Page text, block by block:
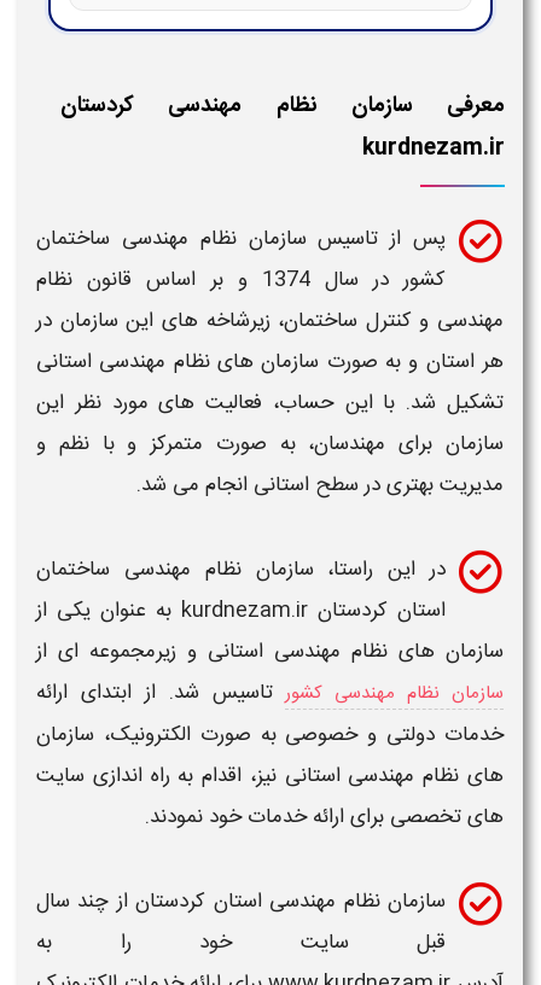
معرفی سازمان نظام مهندسی کردستان
kurdnezam.ir
پس از تاسیسسازمان نظام مهندسی ساختمان
کشور در سال 1374 و بر اساس قانون
نظام
مهندسی و کنترل ساختمان، زیرشاخه های این سازمان در
هراستان و به صورت سازمان های نظام مهندسی استانی
تشکیل شد. با این حساب، فعالیت های مورد نظر این
سازمان برای مهندسان، به صورت متمرکز و با نظم و
مدیریت بهتری در سطح استانی انجام می شد.
در این راستا، سازمان نظام مهندسی ساختمان
استان کردستان kurdnezam.ir
به عنوان یکی از
سازمان های نظام مهندسی استانی و زیرمجموعه ای از
سازمان نظام مهندسی کشورتاسیس شد. از ابتدای ارائه
خدمات دولتی و خصوصی به صورت الکترونیک، سازمان
های نظام مهندسی استانی نیز، اقدام به راه اندازی سایت
های تخصصی برای ارائه خدمات خود نمودند.
سازمان نظام مهندسی استان کردستاناز چند سال
قبل سایتخود را به